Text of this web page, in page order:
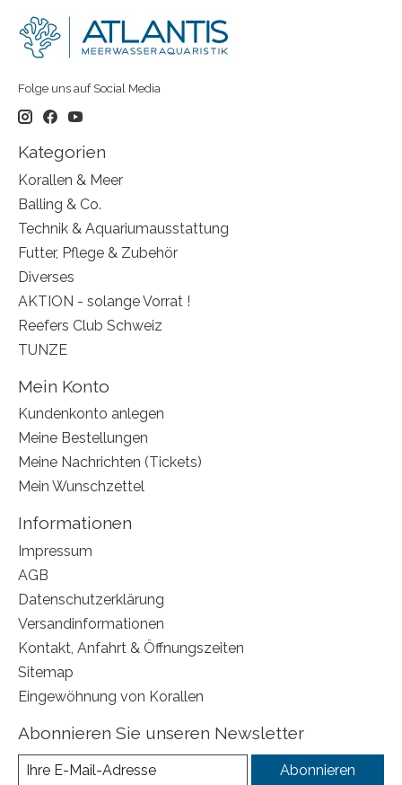
Folge uns auf Social Media
Kategorien
Korallen & Meer
Balling & Co.
Technik & Aquariumausstattung
Futter, Pflege & Zubehör
Diverses
AKTION - solange Vorrat !
Reefers Club Schweiz
TUNZE
Mein Konto
Kundenkonto anlegen
Meine Bestellungen
Meine Nachrichten (Tickets)
Mein Wunschzettel
Informationen
Impressum
AGB
Datenschutzerklärung
Versandinformationen
Kontakt, Anfahrt & Öffnungszeiten
Sitemap
Eingewöhnung von Korallen
Abonnieren Sie unseren Newsletter
Abonnieren